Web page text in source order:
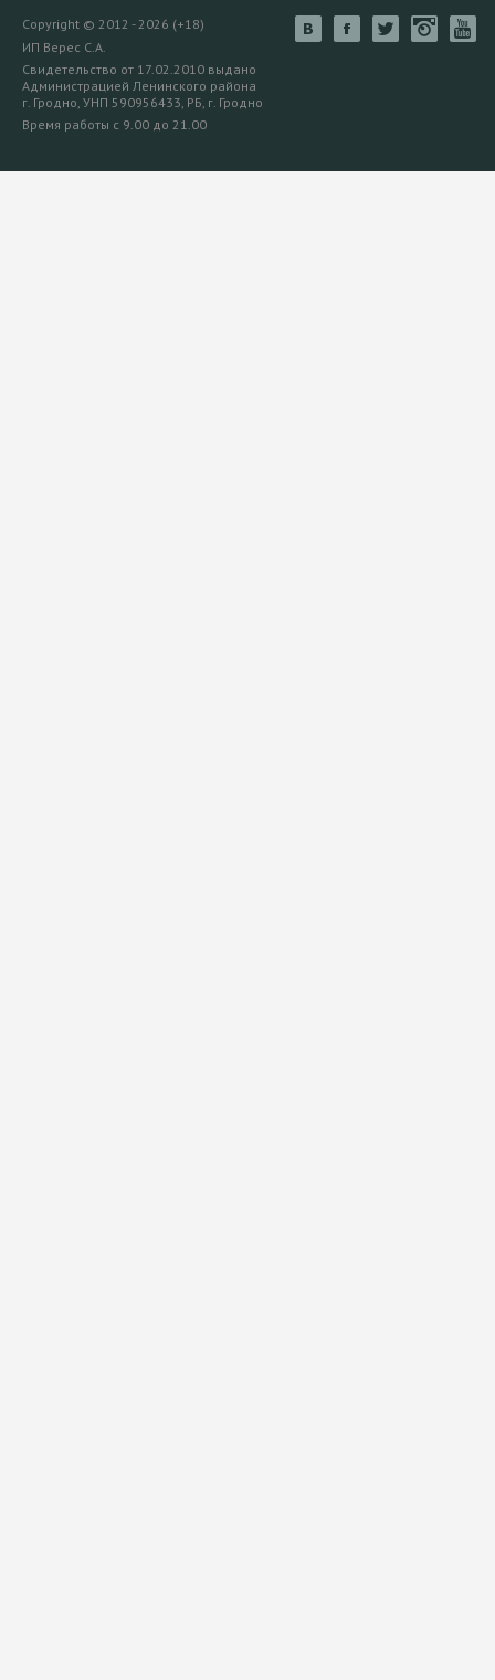
Copyright © 2012 - 2026 (+18)
ИП Верес С.А.
Свидетельство от 17.02.2010 выдано
Администрацией Ленинского района
г. Гродно, УНП 590956433, РБ, г. Гродно
Время работы с 9.00 до 21.00